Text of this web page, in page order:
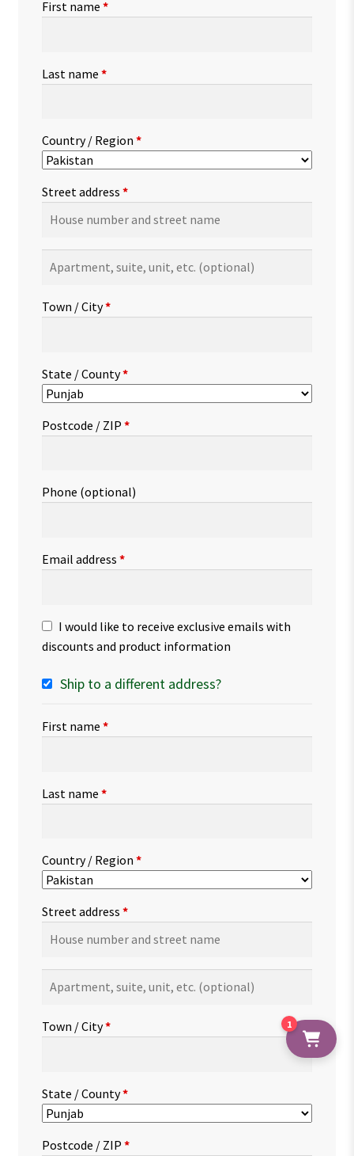
First name *
Last name *
Country / Region *
Street address *
suite,
etc.(optional)
Town / City*
State / County*
Postcode / ZIP *
Phone (optional)
Email address *
I would like to receive exclusive emails with
discounts and product information
Ship to a different address?
First name *
Last name *
Country / Region *
Street address *
suite,
etc.(optional)
Town / City*
State / County*
Postcode / ZIP *
1